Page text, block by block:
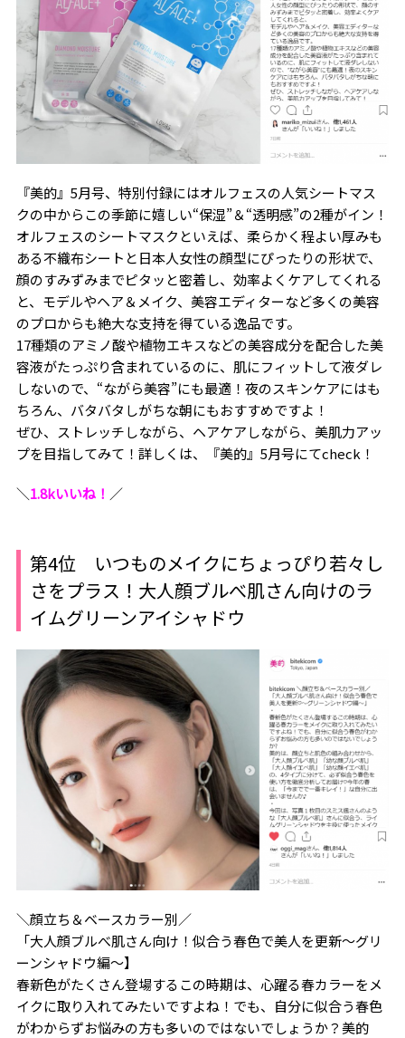
『美的』5月号、特別付録にはオルフェスの人気シートマス
クの中からこの季節に嬉しい“保湿”＆“透明感”の2種がイン！
オルフェスのシートマスクといえば、柔らかく程よい厚みも
ある不織布シートと日本人女性の顔型にぴったりの形状で、
顔のすみずみまでピタッと密着し、効率よくケアしてくれる
と、モデルやヘア＆メイク、美容エディターなど多くの美容
のプロからも絶大な支持を得ている逸品です。
17種類のアミノ酸や植物エキスなどの美容成分を配合した美
容液がたっぷり含まれているのに、肌にフィットして液ダレ
しないので、“ながら美容”にも最適！夜のスキンケアにはも
ちろん、バタバタしがちな朝にもおすすめですよ！
ぜひ、ストレッチしながら、ヘアケアしながら、美肌力アッ
プを目指してみて！詳しくは、『美的』5月号にてcheck！
＼1.8kいいね！ ／
第4位 いつものメイクにちょっぴり若々し
さをプラス！大人顔ブルべ肌さん向けのラ
イムグリーンアイシャドウ
＼顔立ち＆ベースカラー別／
「大人顔ブルべ肌さん向け！似合う春色で美人を更新～グリ
ーンシャドウ編～】
春新色がたくさん登場するこの時期は、心躍る春カラーをメ
イクに取り入れてみたいですよね！でも、自分に似合う春色
がわからずお悩みの方も多いのではないでしょうか？美的